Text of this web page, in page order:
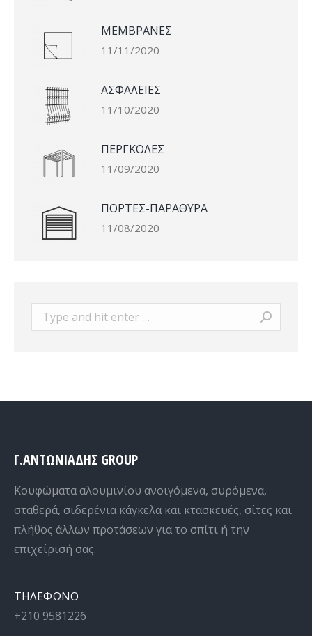
ΜΕΜΒΡΑΝΕΣ
11/11/2020
ΑΣΦΑΛΕΙΕΣ
11/10/2020
ΠΕΡΓΚΟΛΕΣ
11/09/2020
ΠΟΡΤΕΣ-ΠΑΡΑΘΥΡΑ
11/08/2020
Search:
Γ.ΑΝΤΩΝΙΑΔΗΣ GROUP
Κουφώματα αλουμινίου ανοιγόμενα, συρόμενα,
σταθερά, σιδερένια κάγκελα και κτασκευές, σίτες και
πλήθος άλλων προτάσεων για το σπίτι ή την
επιχείρισή σας.
ΤΗΛΕΦΩΝΟ
+210 9581226